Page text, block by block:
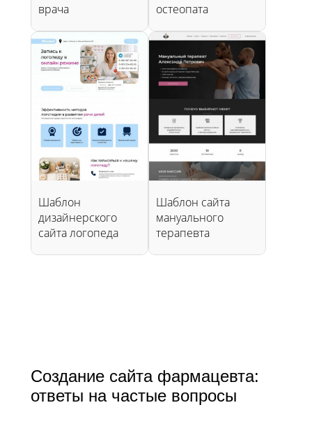
врача
остеопата
Шаблон
дизайнерского
сайта логопеда
Шаблон сайта
мануального
терапевта
Создание сайта фармацевта:
ответы на частые вопросы